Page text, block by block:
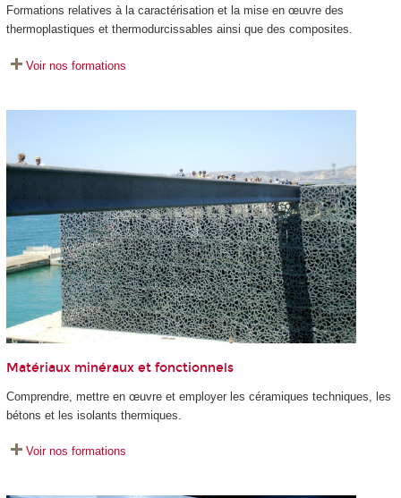
Formations relatives à la caractérisation et la mise en œuvre des
thermoplastiques et thermodurcissables ainsi que des composites.
Voir nos formations
Matériaux minéraux et fonctionnels
Comprendre, mettre en œuvre et employer les céramiques techniques, les
bétons et les isolants thermiques.
Voir nos formations